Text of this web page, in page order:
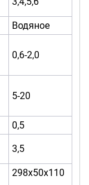
Водяное
0,6-2,0
5-20
0,5
3,5
298х50х110